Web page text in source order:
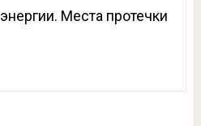
Места протечки